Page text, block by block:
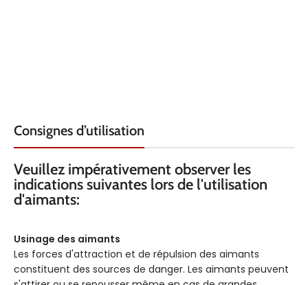
Consignes d’utilisation
Veuillez impérativement observer les
indications suivantes lors de l'utilisation
d'aimants:
Usinage des aimants
Les forces d'attraction et de répulsion des aimants
constituent des sources de danger. Les aimants peuvent